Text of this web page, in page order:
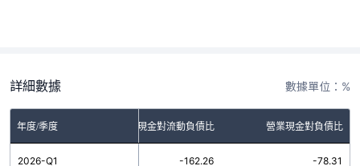
詳細數據 數據單位：%
年度/季度 營業現金對流動負債比 營業現金對負債比
2026-Q1 -162.26 -78.31